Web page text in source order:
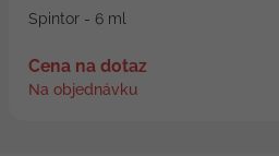
Spintor - 6 ml
Cena na dotaz
Na objednávku